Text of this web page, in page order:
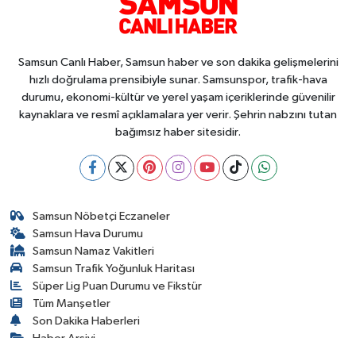
Samsun Canlı Haber, Samsun haber ve son dakika gelişmelerini
hızlı doğrulama prensibiyle sunar. Samsunspor, trafik-hava
durumu, ekonomi-kültür ve yerel yaşam içeriklerinde güvenilir
kaynaklara ve resmî açıklamalara yer verir. Şehrin nabzını tutan
bağımsız haber sitesidir.
Samsun Nöbetçi Eczaneler
Samsun Hava Durumu
Samsun Namaz Vakitleri
Samsun Trafik Yoğunluk Haritası
Süper Lig Puan Durumu ve Fikstür
Tüm Manşetler
Son Dakika Haberleri